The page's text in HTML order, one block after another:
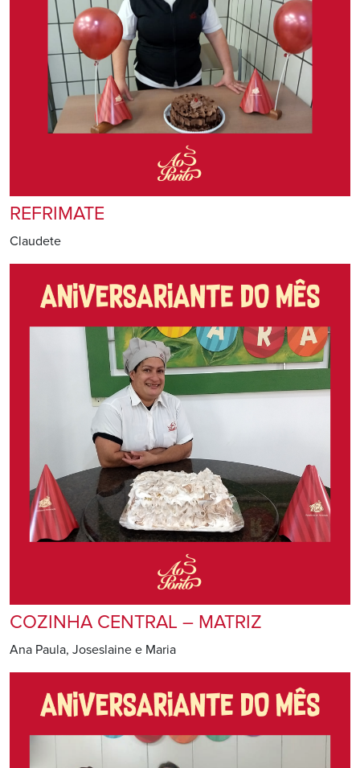
REFRIMATE
Claudete
COZINHA CENTRAL – MATRIZ
Ana Paula, Joseslaine e Maria